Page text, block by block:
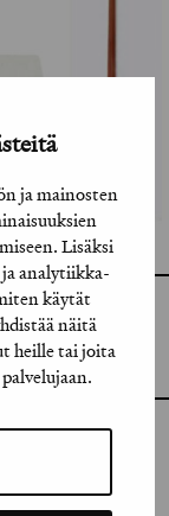
ja mainosten
Lisäksi
ja analytiikka-
käytät
näitä
heille tai joita
GRAFIA RY
GRAFIA(AT)GRAFIA.FI
UUDENMAANKATU 11 B 9,
00120 HELSINKI